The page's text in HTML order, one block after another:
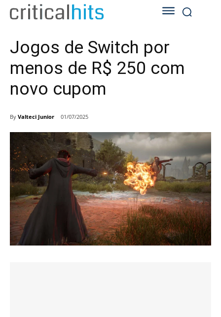
Jogos de Switch por
menos de R$ 250 com
novo cupom
By Valteci Junior 01/07/2025